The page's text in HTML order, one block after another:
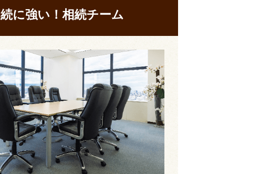
に強い！相続チーム